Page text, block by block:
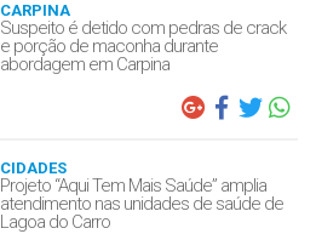
CARPINA
Suspeito é detido com pedras de crack
e porção de maconha durante
abordagem em Carpina
CIDADES
Projeto “Aqui Tem Mais Saúde” amplia
atendimento nas unidades de saúde de
Lagoa do Carro